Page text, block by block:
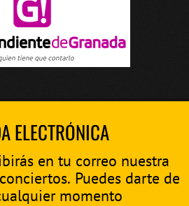
ELECTRÓNICA
en tu correo nuestra
Puedes darte de
momento